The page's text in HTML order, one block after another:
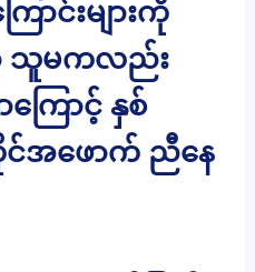
ာင်းများကို
သူမကလည်း
ကြောင့် နှစ်
အဖောက် ညီနေ